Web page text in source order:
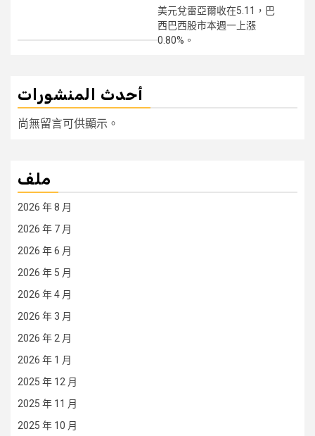
美元兌雷亞爾收在5.11，巴
西巴西股市本週一上漲
0.80%。
أحدث المنشورات
尚無留言可供顯示。
ملف
2026 年 8 月
2026 年 7 月
2026 年 6 月
2026 年 5 月
2026 年 4 月
2026 年 3 月
2026 年 2 月
2026 年 1 月
2025 年 12 月
2025 年 11 月
2025 年 10 月